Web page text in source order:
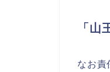
「山
なお責